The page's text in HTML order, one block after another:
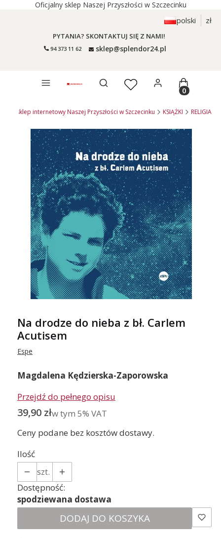
Oficjalny sklep Naszej Przyszłości w Szczecinku
polski zł
PYTANIA? SKONTAKTUJ SIĘ Z NAMI!
94 373 11 62 sklep@splendor24.pl
Otwórz wyszukiwarkęProdukty
- sklep internetowy Naszej Przyszłości w Szczecinku KSIĄŻKI RELIGIA
Na drodze do nieba z bł. Carlem
Acutisem
Espe
Magdalena Kędzierska-Zaporowska
Przejdź do pełnego opisu
Cena
39,90 złw tym 5% VAT
w tym 5% VAT
Ceny podane bez kosztów dostawy.
Ilość
szt.
Dostępność:
spodziewana dostawa
DODAJ DO KOSZYKA